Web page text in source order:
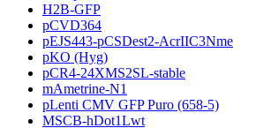
H2B-GFP
pCVD364
pEJS443-pCSDest2-AcrIIC3Nme
pKO (Hyg)
pCR4-24XMS2SL-stable
mAmetrine-N1
pLenti CMV GFP Puro (658-5)
MSCB-hDot1Lwt